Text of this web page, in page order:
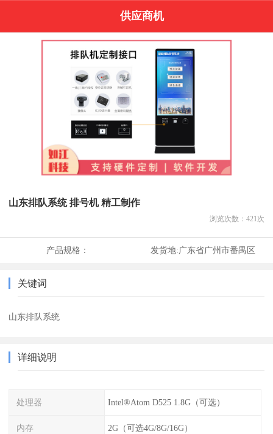
供应商机
山东排队系统 排号机 精工制作
浏览次数： 421 次
产品规格： 发货地:广东省广州市番禺区
关键词
山东排队系统
详细说明
处理器 Intel®Atom D525 1.8G（可选）
内存 2G（可选4G/8G/16G）